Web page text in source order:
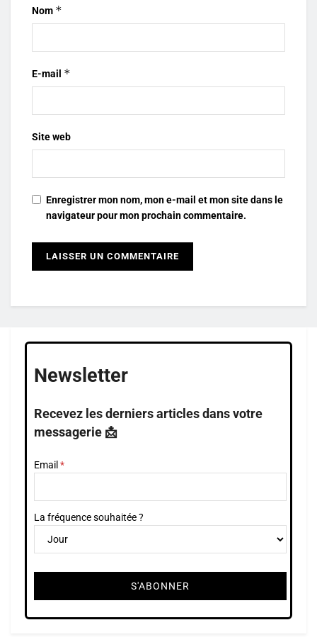
Nom *
E-mail *
Site web
Enregistrer mon nom, mon e-mail et mon site dans le
navigateur pour mon prochain commentaire.
Newsletter
Recevez les derniers articles dans votre
messagerie 📩
Email
La fréquence souhaitée ?